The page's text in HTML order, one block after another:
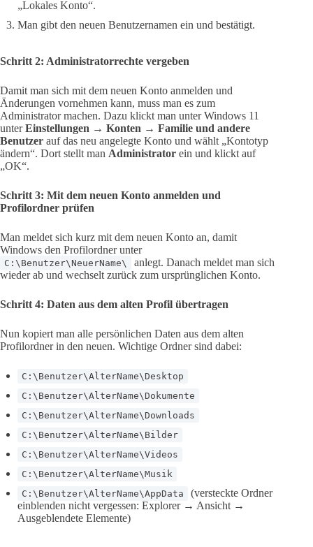
„Lokales Konto“.
Man gibt den neuen Benutzernamen ein und bestätigt.
Schritt 2: Administratorrechte vergeben
Damit man sich mit dem neuen Konto anmelden und
Änderungen vornehmen kann, muss man es zum
Administrator machen. Dazu klickt man unter Windows 11
unterEinstellungen → Konten → Familie und andere
Benutzer auf das neu angelegte Konto und wählt „Kontotyp
ändern“. Dort stellt man Administrator ein und klickt auf
„OK“.
Schritt 3: Mit dem neuen Konto anmelden und
Profilordner prüfen
Man meldet sich kurz mit dem neuen Konto an, damit
Windows den Profilordner unter
C:\Benutzer\NeuerName\
anlegt. Danach meldet man sich
wieder ab und wechselt zurück zum ursprünglichen Konto.
Schritt 4: Daten aus dem alten Profil übertragen
Nun kopiert man alle persönlichen Daten aus dem alten
Profilordner in den neuen. Wichtige Ordner sind dabei:
C:\Benutzer\AlterName\Desktop
C:\Benutzer\AlterName\Dokumente
C:\Benutzer\AlterName\Downloads
C:\Benutzer\AlterName\Bilder
C:\Benutzer\AlterName\Videos
C:\Benutzer\AlterName\Musik
C:\Benutzer\AlterName\AppData
(versteckte Ordner
einblenden nicht vergessen: Explorer → Ansicht →
Ausgeblendete Elemente)